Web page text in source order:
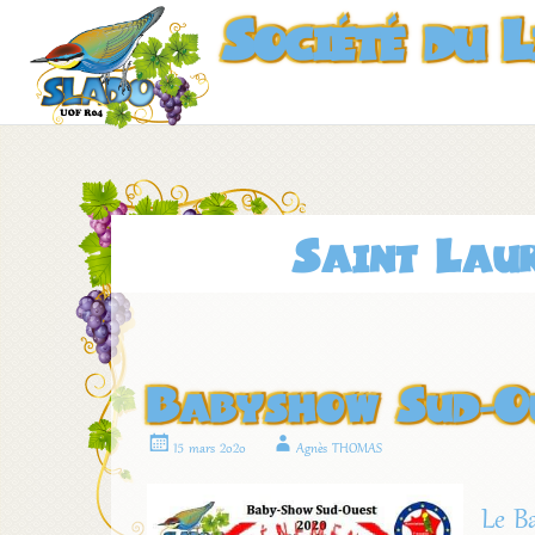
Société du
Saint
Babyshow Sud-
15 mars 2020 Agnès THOMAS
Le